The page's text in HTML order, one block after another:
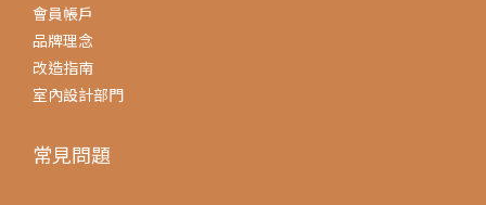
會員帳戶
品牌理念
改造指南
室內設計部門
常見問題